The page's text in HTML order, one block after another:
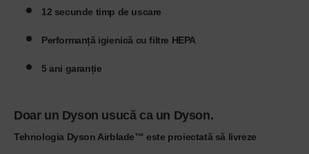
12 secunde timp de uscare
Performanță igienică cu filtre HEPA
5 ani garanție
Doar un Dyson usucă ca un Dyson.
Tehnologia Dyson Airblade™ este proiectată să livreze